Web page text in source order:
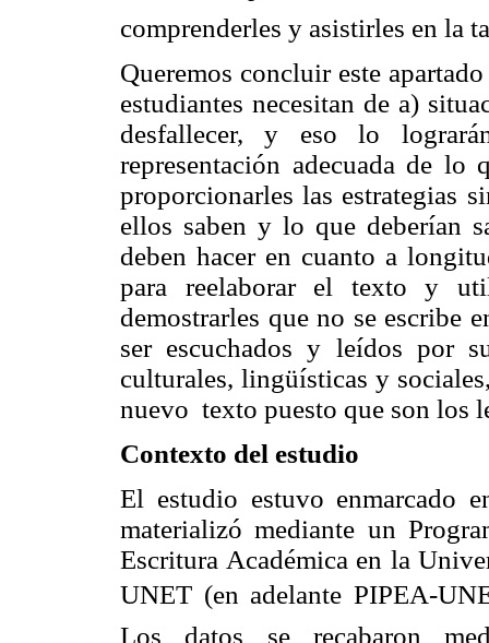
comprenderles y asistirles en la
Queremos concluir este
estudiantes necesitan de a)
desfallecer, y eso lo
representación adecuada de
proporcionarles las estrategias
ellos saben y lo que deberían
deben hacer en cuanto a
para reelaborar el texto y
demostrarles que no se escribe
ser escuchados y leídos por
culturales, lingüísticas y
nuevo texto puesto que son los
Contexto del estudio
El estudio estuvo enmarcado
materializó mediante un
Escritura Académica en la
UNET (en adelante PIPEA-
Los datos se recabaron